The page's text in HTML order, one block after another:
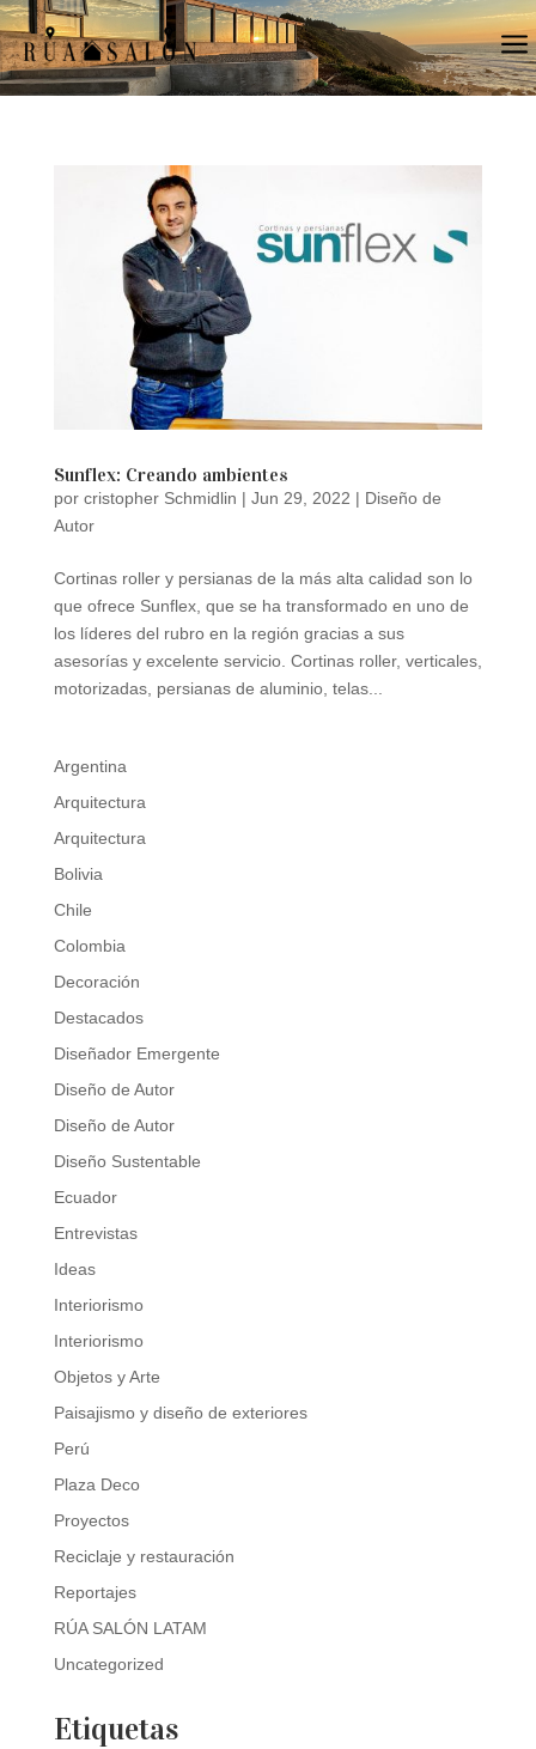
a
Sunflex: Creando ambientes
por cristopher Schmidlin | Jun 29, 2022 | Diseño de
Autor
Cortinas roller y persianas de la más alta calidad son lo
que ofrece Sunflex, que se ha transformado en uno de
los líderes del rubro en la región gracias a sus
asesorías y excelente servicio. Cortinas roller, verticales,
motorizadas, persianas de aluminio, telas...
Argentina
Arquitectura
Arquitectura
Bolivia
Chile
Colombia
Decoración
Destacados
Diseñador Emergente
Diseño de Autor
Diseño de Autor
Diseño Sustentable
Ecuador
Entrevistas
Ideas
Interiorismo
Interiorismo
Objetos y Arte
Paisajismo y diseño de exteriores
Perú
Plaza Deco
Proyectos
Reciclaje y restauración
Reportajes
RÚA SALÓN LATAM
Uncategorized
Etiquetas